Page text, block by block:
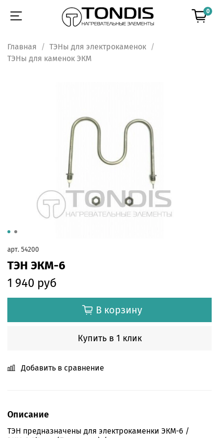
0
Главная
ТЭНы для электрокаменок
ТЭНы для каменок ЭКМ
арт. 54200
ТЭН ЭКМ-6
1 940 руб
В корзину
Купить в 1 клик
Добавить в сравнение
Описание
ТЭН предназначены для электрокаменки ЭКМ-6 /